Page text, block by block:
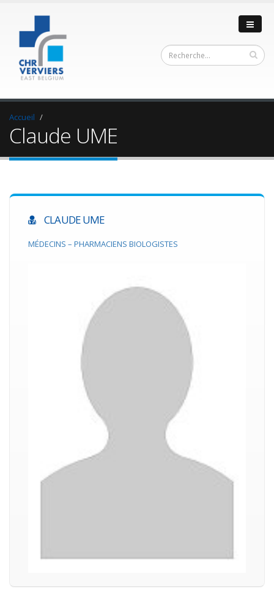
Accueil
Claude UME
CLAUDE UME
MÉDECINS – PHARMACIENS BIOLOGISTES